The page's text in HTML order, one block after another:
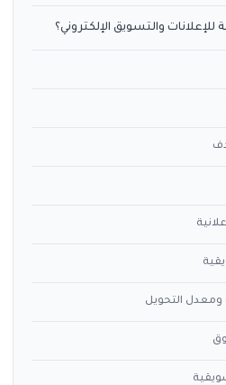
للإعلانات والتسويق الإلكتروني؟
ومعدل التحويل